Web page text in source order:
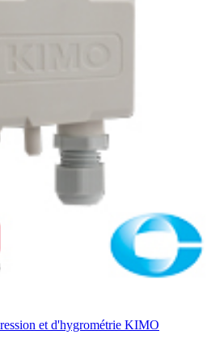
et d'hygrométrie KIMO